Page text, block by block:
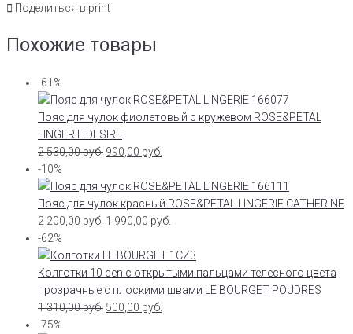
Поделиться в print
Похожие товары
-61%
Пояс для чулок фиолетовый с кружевом ROSE&PETAL
LINGERIE DESIRE
2 530,00руб. 990,00 руб.
-10%
Пояс для чулок красный ROSE&PETAL LINGERIE CATHERINE
2 200,00руб. 1 990,00 руб.
-62%
Колготки 10 den с открытыми пальцами телесного цвета
прозрачные с плоскими швами LE BOURGET POUDRES
1 310,00руб. 500,00 руб.
-75%